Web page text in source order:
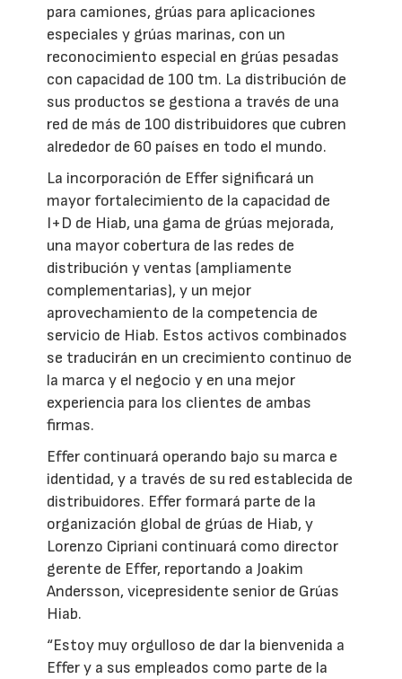
para camiones, grúas para aplicaciones
especiales y grúas marinas, con un
reconocimiento especial en grúas pesadas
con capacidad de 100 tm. La distribución de
sus productos se gestiona a través de una
red de más de 100 distribuidores que cubren
alrededor de 60 países en todo el mundo.
La incorporación de Effer significará un
mayor fortalecimiento de la capacidad de
I+D de Hiab, una gama de grúas mejorada,
una mayor cobertura de las redes de
distribución y ventas (ampliamente
complementarias), y un mejor
aprovechamiento de la competencia de
servicio de Hiab. Estos activos combinados
se traducirán en un crecimiento continuo de
la marca y el negocio y en una mejor
experiencia para los clientes de ambas
firmas.
Effer continuará operando bajo su marca e
identidad, y a través de su red establecida de
distribuidores. Effer formará parte de la
organización global de grúas de Hiab, y
Lorenzo Cipriani continuará como director
gerente de Effer, reportando a Joakim
Andersson, vicepresidente senior de Grúas
Hiab.
“Estoy muy orgulloso de dar la bienvenida a
Effer y a sus empleados como parte de la